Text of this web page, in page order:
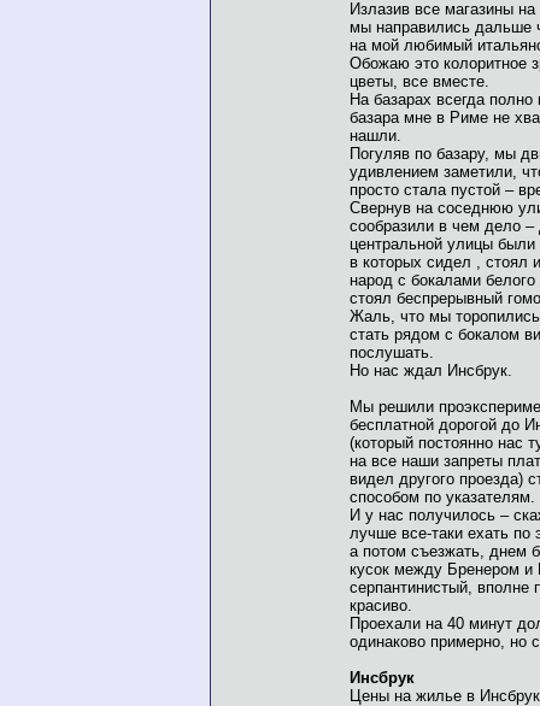
Излазив все магазины
мы направились дальше
на мой любимый
Обожаю это колоритное
цветы, все вместе.
На базарах всегда
базара мне в Риме не
нашли.
Погуляв по базару, мы
удивлением заметили,
просто стала пустой –
Свернув на соседнюю
сообразили в чем дело
центральной улицы
в которых сидел , стоял
народ с бокалами
стоял беспрерывный
Жаль, что мы
стать рядом с бокалом
послушать.
Но нас ждал Инсбрук.
Мы решили
бесплатной дорогой до
(который постоянно нас
на все наши запреты
видел другого проезда)
способом по указателям.
И у нас получилось –
лучше все-таки ехать по
а потом съезжать, днем
кусок между Бренером и
серпантинистый, вполне
красиво.
Проехали на 40 минут
одинаково примерно, но
Инсбрук
Цены на жилье в